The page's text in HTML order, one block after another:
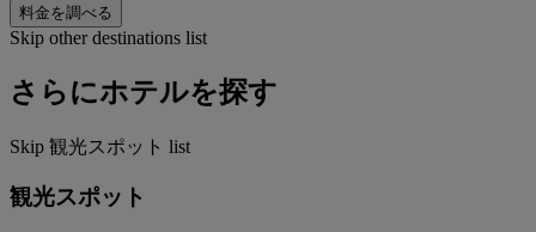
料金を調べる
Skip other destinations list
さらにホテルを探す
Skip 観光スポット list
観光スポット